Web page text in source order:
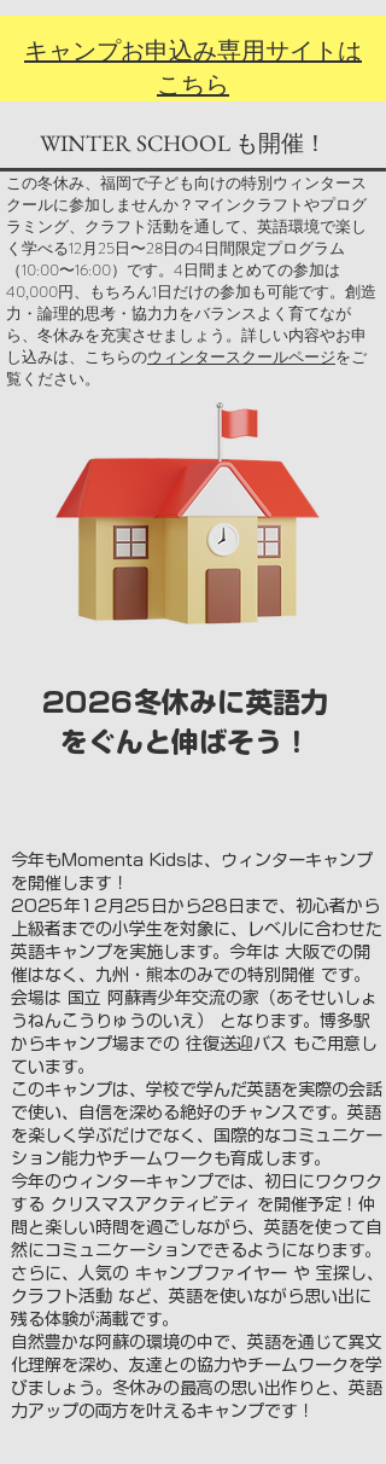
​キャンプお申込み専用サイトは
こちら
この冬休み、福岡で子ども向けの特別ウィンタース
クールに参加しませんか？マインクラフトやプログ
ラミング、クラフト活動を通して、英語環境で楽し
く学べる12月25日〜28日の4日間限定プログラム
（10:00〜16:00）です。4日間まとめての参加は
40,000円、もちろん1日だけの参加も可能です。創造
力・論理的思考・協力力をバランスよく育てなが
ら、冬休みを充実させましょう。詳しい内容やお申
し込みは、こちらのウィンタースクールページをご
覧ください。
WINTER SCHOOL も開催！
2026冬休みに英語力
をぐんと伸ばそう！
今年もMomenta Kidsは、ウィンターキャンプ
を開催します！
2025年12月25日から28日まで、初心者から
上級者までの小学生を対象に、レベルに合わせた
英語キャンプを実施します。今年は 大阪での開
催はなく、九州・熊本のみでの特別開催 です。
会場は 国立 阿蘇青少年交流の家（あそせいしょ
うねんこうりゅうのいえ） となります。博多駅
からキャンプ場までの 往復送迎バス もご用意し
ています。
このキャンプは、学校で学んだ英語を実際の会話
で使い、自信を深める絶好のチャンスです。英語
を楽しく学ぶだけでなく、国際的なコミュニケー
ション能力やチームワークも育成します。
今年のウィンターキャンプでは、初日にワクワク
する クリスマスアクティビティ を開催予定！仲
間と楽しい時間を過ごしながら、英語を使って自
然にコミュニケーションできるようになります。
さらに、人気の キャンプファイヤー や 宝探し、
クラフト活動 など、英語を使いながら思い出に
残る体験が満載です。
自然豊かな阿蘇の環境の中で、英語を通じて異文
化理解を深め、友達との協力やチームワークを学
びましょう。冬休みの最高の思い出作りと、英語
力アップの両方を叶えるキャンプです！